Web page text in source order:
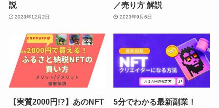
説
2023年12月2日
／売り方 解説
2023年9月6日
【実質2000円!?】あのNFT
5分でわかる最新副業！